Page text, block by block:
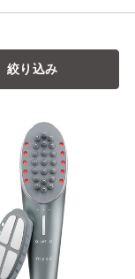
絞り込み